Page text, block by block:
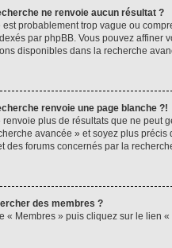
ne renvoie aucun résultat ?
est probablement trop vague ou
par phpBB. Vous pouvez affiner
disponibles dans la recherche
renvoie une page blanche ?!
renvoie plus de résultats que ne peut
avancée » et soyez plus précis
des forums concernés par la
des membres ?
« Membres » puis cliquez sur le lien